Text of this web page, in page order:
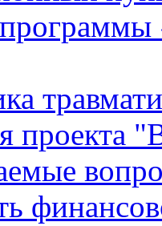
проекта